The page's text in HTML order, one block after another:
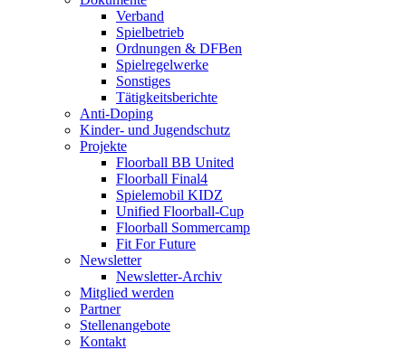
Verband
Spielbetrieb
Ordnungen & DFBen
Spielregelwerke
Sonstiges
Tätigkeitsberichte
Anti-Doping
Kinder- und Jugendschutz
Projekte
Floorball BB United
Floorball Final4
Spielemobil KIDZ
Unified Floorball-Cup
Floorball Sommercamp
Fit For Future
Newsletter
Newsletter-Archiv
Mitglied werden
Partner
Stellenangebote
Kontakt